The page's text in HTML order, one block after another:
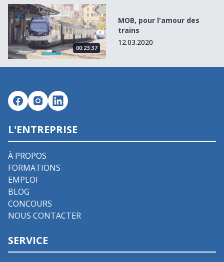
MOB, pour l&#039;amour des trains
00:23:37
MOB, pour l'amour des
trains
12.03.2020
L'ENTREPRISE
À PROPOS
FORMATIONS
EMPLOI
BLOG
CONCOURS
NOUS CONTACTER
SERVICE